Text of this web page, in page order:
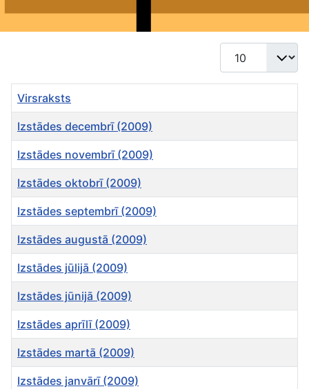
Rādīt #
Virsraksts
Izstādes decembrī (2009)
Izstādes novembrī (2009)
Izstādes oktobrī (2009)
Izstādes septembrī (2009)
Izstādes augustā (2009)
Izstādes jūlijā (2009)
Izstādes jūnijā (2009)
Izstādes aprīlī (2009)
Izstādes martā (2009)
Izstādes janvārī (2009)